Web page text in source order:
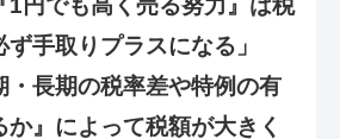
1円でも高く売る努力』は税
手取りプラスになる」
・長期の税率差や特例の有
』によって税額が大きく